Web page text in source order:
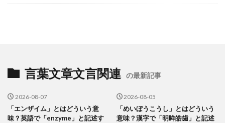
言葉文章文言関連 の最新記事
2026-08-07
「エンザイム」とはどういう意
味？英語で「enzyme」と記述す
2026-08-05
「めいぼうこうし」とはどういう
意味？漢字で「明眸皓歯」と記述